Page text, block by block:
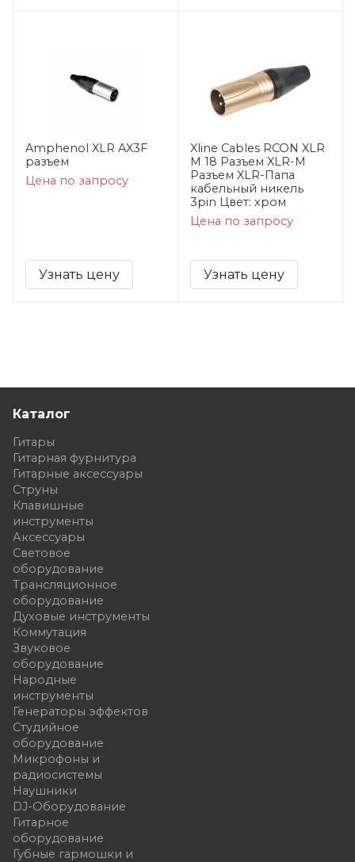
Amphenol XLR AX3F
разъем
Цена по запросу
Узнать цену
Xline Cables RCON XLR
M 18 Разъем XLR-M
Разъем XLR-Папа
кабельный никель
3pin Цвет: хром
Цена по запросу
Узнать цену
Каталог
Гитары
Гитарная фурнитура
Гитарные аксессуары
Струны
Клавишные
инструменты
Аксессуары
Световое
оборудование
Трансляционное
оборудование
Духовые инструменты
Коммутация
Звуковое
оборудование
Народные
инструменты
Генераторы эффектов
Студийное
оборудование
Микрофоны и
радиосистемы
Наушники
DJ-Оборудование
Гитарное
оборудование
Губные гармошки и